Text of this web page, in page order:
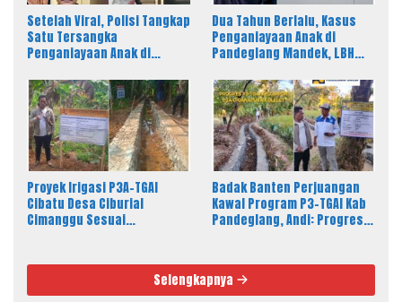
Setelah Viral, Polisi Tangkap
Satu Tersangka
Penganiayaan Anak di
Banten Desak 4 Tersangka
Lain Segera Diproses
Dua Tahun Berlalu, Kasus
Penganiayaan Anak di
Pandeglang Mandek, LBH
Pelaku
Proyek Irigasi P3A-TGAI
Cibatu Desa Ciburial
Cimanggu Sesuai
Badak Banten Perjuangan
Kawal Program P3-TGAI Kab
Pandeglang, Andi: Progres
Selengkapnya